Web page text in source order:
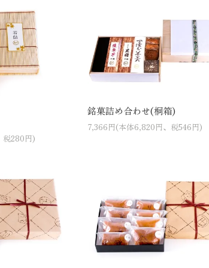
税280円)
銘菓詰め合わせ(桐箱)
7,366円(本体6,820円、税546円)